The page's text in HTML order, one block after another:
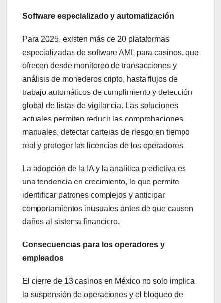
Software especializado y automatización
Para 2025, existen más de 20 plataformas
especializadas de software AML para casinos, que
ofrecen desde monitoreo de transacciones y
análisis de monederos cripto, hasta flujos de
trabajo automáticos de cumplimiento y detección
global de listas de vigilancia. Las soluciones
actuales permiten reducir las comprobaciones
manuales, detectar carteras de riesgo en tiempo
real y proteger las licencias de los operadores.
La adopción de la IA y la analítica predictiva es
una tendencia en crecimiento, lo que permite
identificar patrones complejos y anticipar
comportamientos inusuales antes de que causen
daños al sistema financiero.
Consecuencias para los operadores y
empleados
El cierre de 13 casinos en México no solo implica
la suspensión de operaciones y el bloqueo de